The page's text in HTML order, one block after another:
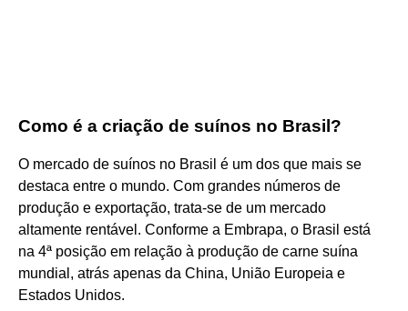
Como é a criação de suínos no Brasil?
O mercado de suínos no Brasil é um dos que mais se
destaca entre o mundo. Com grandes números de
produção e exportação, trata-se de um mercado
altamente rentável. Conforme a Embrapa, o Brasil está
na 4ª posição em relação à produção de carne suína
mundial, atrás apenas da China, União Europeia e
Estados Unidos.